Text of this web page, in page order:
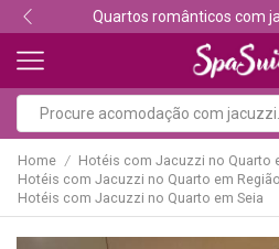
Descubra
Home / Hotéis com Jacuzzi no Quarto
Hotéis com Jacuzzi no Quarto em
Hotéis com Jacuzzi no Quarto em Seia